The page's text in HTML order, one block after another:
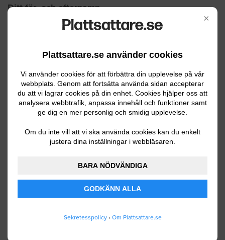
×
Plattsattare.se använder cookies
Vi använder cookies för att förbättra din upplevelse på vår
webbplats. Genom att fortsätta använda sidan accepterar
du att vi lagrar cookies på din enhet. Cookies hjälper oss att
analysera webbtrafik, anpassa innehåll och funktioner samt
ge dig en mer personlig och smidig upplevelse.
Om du inte vill att vi ska använda cookies kan du enkelt
justera dina inställningar i webbläsaren.
BARA NÖDVÄNDIGA
GODKÄNN ALLA
Sekretesspolicy• Om Plattsattare.se
Ditt för- och efternamn
Din e-postadress
Ditt telefonnummer
använder mina personuppgifter enligt
SKICKA IN